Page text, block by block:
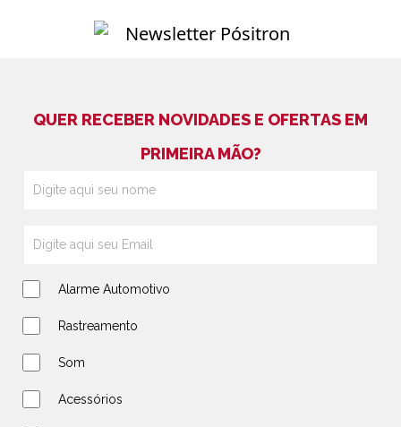
QUER RECEBER NOVIDADES E OFERTAS EM
PRIMEIRA MÃO?
Alarme Automotivo
Rastreamento
Som
Acessórios